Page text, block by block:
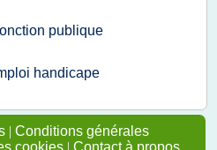
publique
handicape
| Conditions générales
cookies | Contact à propos